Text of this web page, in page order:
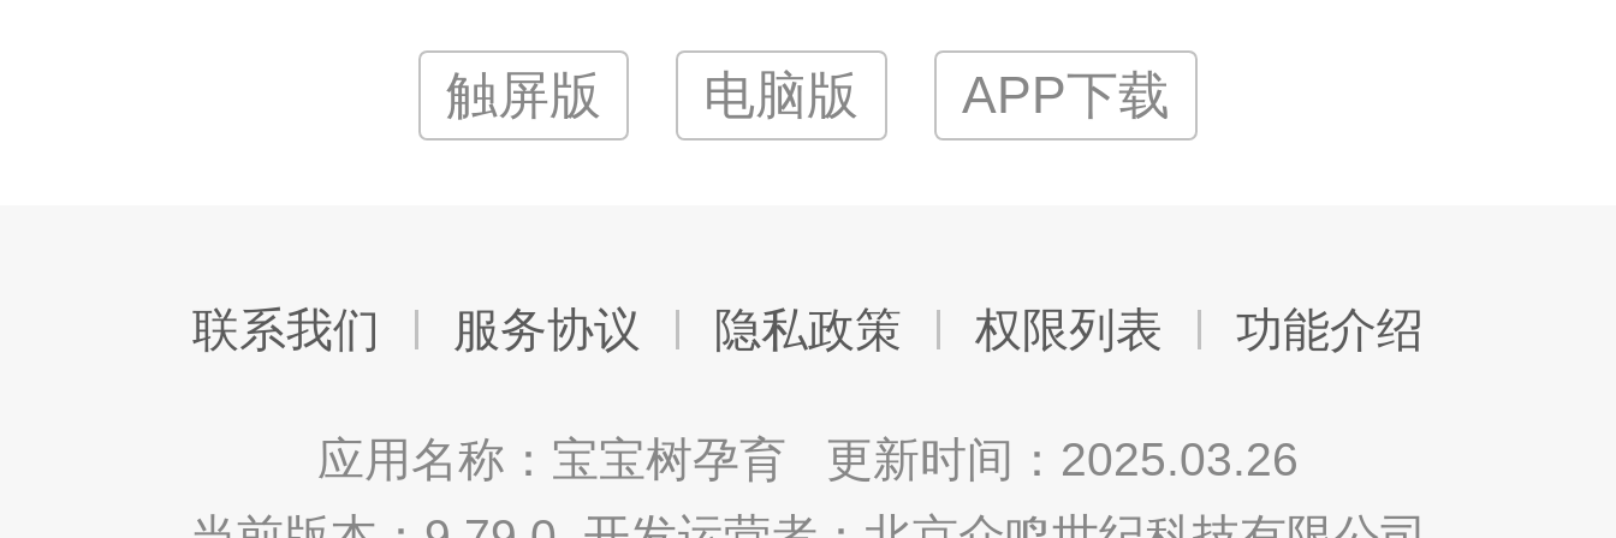
触屏版 电脑版 APP下载
联系我们 服务协议 隐私政策 权限列表 功能介绍
应用名称：宝宝树孕育 更新时间：2025.03.26